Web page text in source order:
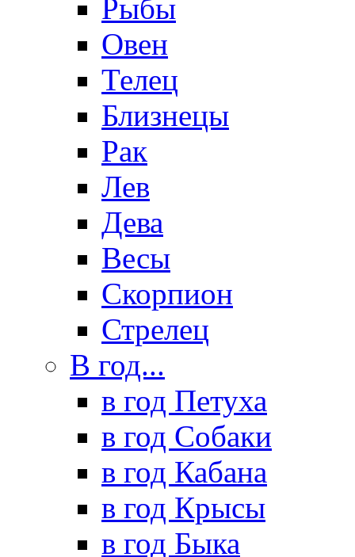
Рыбы
Овен
Телец
Близнецы
Рак
Лев
Дева
Весы
Скорпион
Стрелец
В год...
в год Петуха
в год Собаки
в год Кабана
в год Крысы
в год Быка